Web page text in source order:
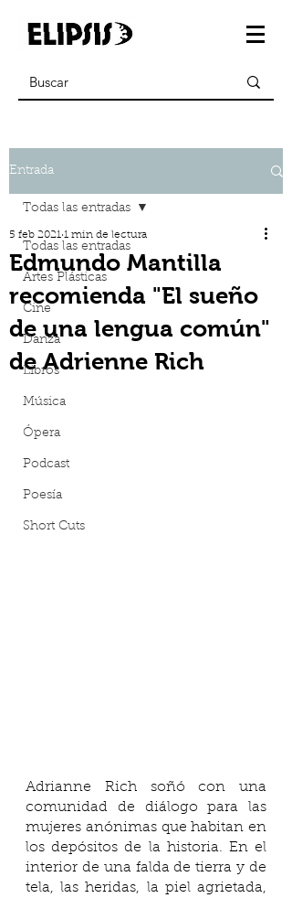
Entrada
Todas las entradas
Artes Plásticas
Cine
Danza
Libros
Música
Ópera
Podcast
Poesía
Short Cuts
Todas las entradas
Edmundo Mantilla
recomienda "El sueño
de una lengua común"
de Adrienne Rich
5 feb 2021 1 min de lectura
Adrianne Rich soñó con una
comunidad de diálogo para las
mujeres anónimas que habitan en
los depósitos de la historia. En el
interior de una falda de tierra y de
tela, las heridas, la piel agrietada,